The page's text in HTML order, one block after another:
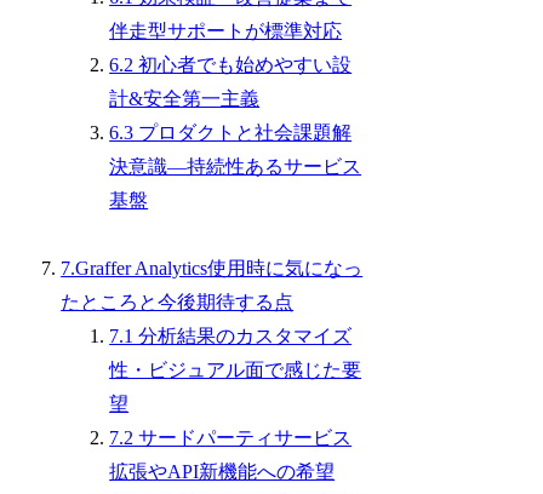
伴走型サポートが標準対応
6.2 初心者でも始めやすい設
計&安全第一主義
6.3 プロダクトと社会課題解
決意識―持続性あるサービス
基盤
7.Graffer Analytics使用時に気になっ
たところと今後期待する点
7.1 分析結果のカスタマイズ
性・ビジュアル面で感じた要
望
7.2 サードパーティサービス
拡張やAPI新機能への希望